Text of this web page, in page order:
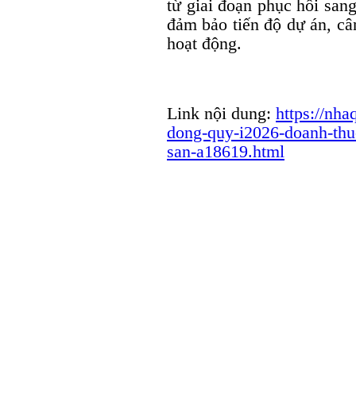
từ giai đoạn phục hồi
đảm bảo tiến độ dự án,
hoạt động.
Link nội dung: https://
dong-quy-i2026-doanh-
san-a18619.html